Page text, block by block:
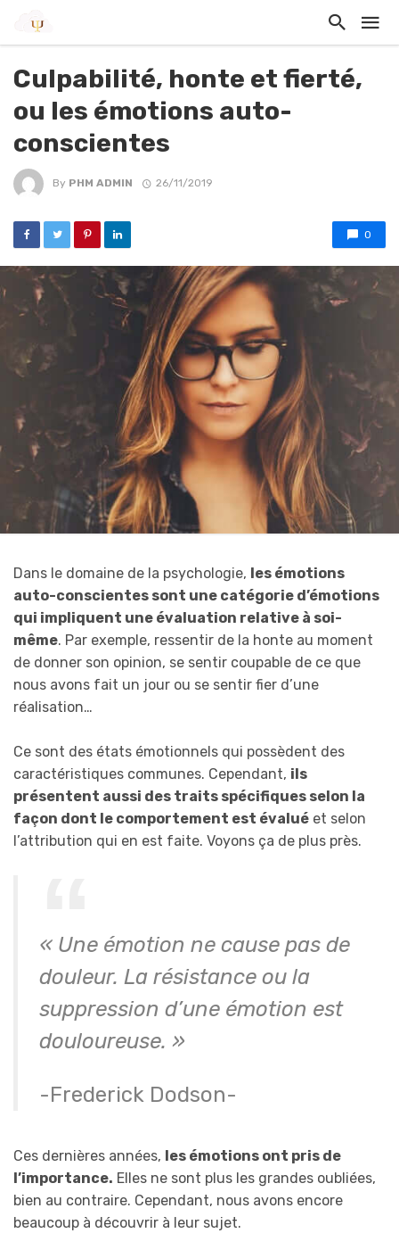
Culpabilité, honte et fierté,
ou les émotions auto-
conscientes
By PHM ADMIN 26/11/2019
0
Dans le domaine de la psychologie, les émotions
auto-conscientes sont une catégorie d’émotions
qui impliquent une évaluation relative à soi-
même. Par exemple, ressentir de la honte au moment
de donner son opinion, se sentir coupable de ce que
nous avons fait un jour ou se sentir fier d’une
réalisation…
Ce sont des états émotionnels qui possèdent des
caractéristiques communes. Cependant, ils
présentent aussi des traits spécifiques selon la
façon dont le comportement est évalué et selon
l’attribution qui en est faite. Voyons ça de plus près.
« Une émotion ne cause pas de
douleur. La résistance ou la
suppression d’une émotion est
douloureuse. »
-Frederick Dodson-
Ces dernières années, les émotions ont pris de
l’importance. Elles ne sont plus les grandes oubliées,
bien au contraire. Cependant, nous avons encore
beaucoup à découvrir à leur sujet.